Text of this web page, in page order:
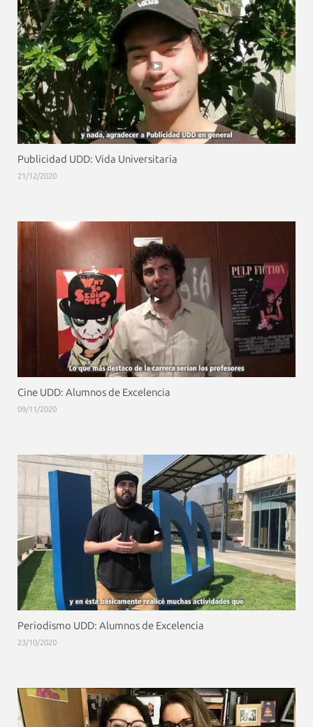
Publicidad UDD: Vida Universitaria
21/12/2020
Cine UDD: Alumnos de Excelencia
09/11/2020
Periodismo UDD: Alumnos de Excelencia
23/10/2020